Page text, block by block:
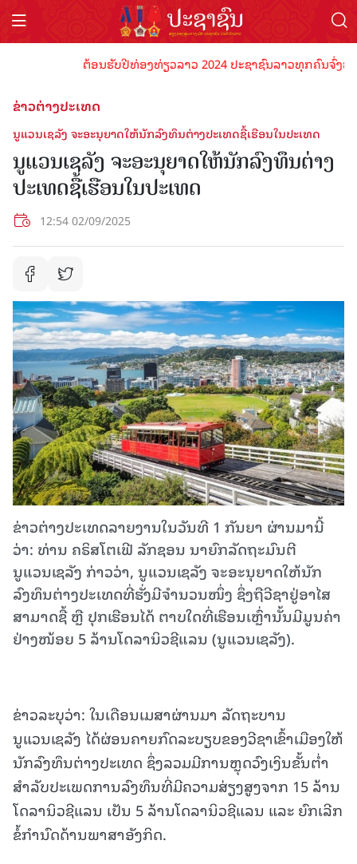
ຕ້ອນຮັບປີທ່ອງທ່ຽວລາວ 2024 ປະຊາຊົນລາວທຸກຄົນຈົ່ງພ້
ຂ່າວຕ່າງປະເທດ
ນູແວນເຊລັງ ຈະອະນຸຍາດໃຫ້ນັກລົງທຶນຕ່າງປະເທດຊື້ເຮືອນໃນປະເທດ
ນູແວນເຊລັງ ຈະອະນຸຍາດໃຫ້ນັກລົງທຶນຕ່າງ
ປະເທດຊື້ເຮືອນໃນປະເທດ
12:54 02/09/2025
ຂ່າວຕ່າງປະເທດລາຍງານ​ໃນ​ວັນ​ທີ 1 ກັນຍາ ຜ່ານມານີ້​
ວ່າ: ​ທ່ານ ຄຣິສໂຕເຟີ ລັກຊອນ ນາຍົກລັດຖະມົນຕີ
ນູແວນເຊລັງ ກ່າວວ່າ, ນູແວນເຊລັງ ຈະອະນຸຍາດໃຫ້ນັກ
ລົງທຶນຕ່າງປະເທດທີ່ຮັ່ງມີຈຳນວນໜຶ່ງ ຊຶ່ງຖືວີຊາຢູ່ອາໄສ
ສາມາດຊື້ ຫຼື ປຸກເຮືອນໄດ້ ຕາບໃດທີ່ເຮືອນເຫຼົ່ານັ້ນມີມູນຄ່າ
ຢ່າງໜ້ອຍ 5 ລ້ານໂດລານິວຊີແລນ (ນູແວນເຊລັງ).
ຂ່າວລະບຸວ່າ: ໃນເດືອນເມສາຜ່ານມາ ລັດຖະບານ
ນູແວນເຊລັງ ໄດ້ຜ່ອນຄາຍກົດລະບຽບຂອງວີຊາເຂົ້າເມືອງໃຫ້
ນັກລົງທຶນຕ່າງປະເທດ ຊຶ່ງລວມມີການຫຼຸດວົງເງິນຂັ້ນຕໍ່າ
ສໍາລັບປະເພດການລົງທຶນທີ່ມີຄວາມສ່ຽງສູງຈາກ 15 ລ້ານ
ໂດລານິວຊີແລນ ເປັນ 5 ລ້ານໂດລານິວຊີແລນ ແລະ ຍົກເລີກ
ຂໍ້ກໍານົດດ້ານພາສາອັງກິດ.